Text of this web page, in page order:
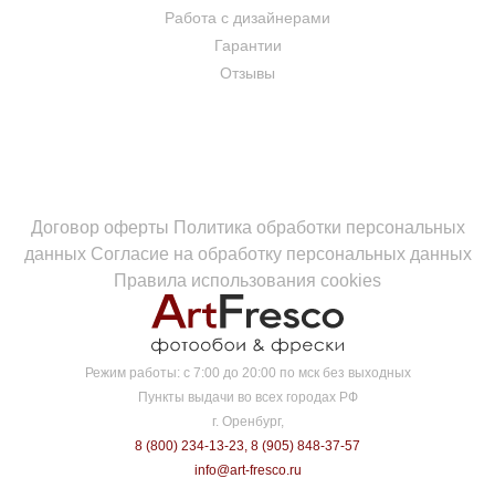
Работа с дизайнерами
Гарантии
Отзывы
Договор оферты Политика обработки персональных
данных Согласие на обработку персональных данных
Правила использования cookies
Режим работы: с 7:00 до 20:00 по мск без выходных
Пункты выдачи во всех городах РФ
г. Оренбург,
8 (800) 234-13-23 8 (905) 848-37-57
info@art-fresco.ru